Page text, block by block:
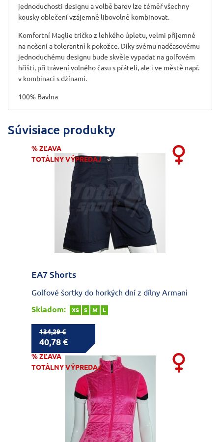
jednoduchosti designu a volbě barev lze téměř všechny
kousky oblečení vzájemně libovolně kombinovat.
Komfortní Maglie tričko z lehkého úpletu, velmi příjemné
na nošení a tolerantní k pokožce. Díky svému nadčasovému
jednoduchému designu bude skvěle vypadat na golfovém
hřišti, při trávení volného času s přáteli, ale i ve městě např.
v kombinaci s džínami.
100% Bavlna
Súvisiace produkty
% ZĽAVA
TOTÁLNY VÝPREDAJ
EA7 Shorts
Golfové šortky do horkých dní z dílny Armani
Skladom:
XS S M L
134,29 €
40,78 €
% ZĽAVA
TOTÁLNY VÝPREDAJ